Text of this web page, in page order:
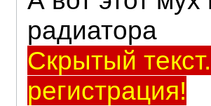
радиатора
Скрытый
регистрация!